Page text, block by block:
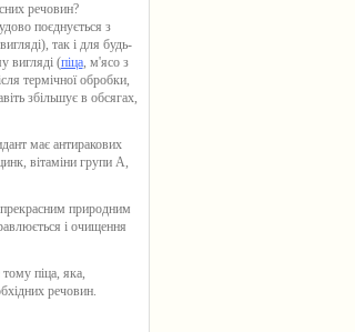
речовин?
поєднується з
так і для будь-
вигляді (піца, м'ясо з
термічної обробки,
збільшує в обсягах,
має антиракових
вітаміни групи А,
природним
і очищення
піца, яка,
речовин.